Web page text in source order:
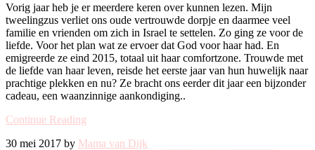
Vorig jaar heb je er meerdere keren over kunnen lezen. Mijn
tweelingzus verliet ons oude vertrouwde dorpje en daarmee veel
familie en vrienden om zich in Israel te settelen. Zo ging ze voor de
liefde. Voor het plan wat ze ervoer dat God voor haar had. En
emigreerde ze eind 2015, totaal uit haar comfortzone. Trouwde met
de liefde van haar leven, reisde het eerste jaar van hun huwelijk naar
prachtige plekken en nu? Ze bracht ons eerder dit jaar een bijzonder
cadeau, een waanzinnige aankondiging..
Continue Reading
30 mei 2017 by Mama van Dijk